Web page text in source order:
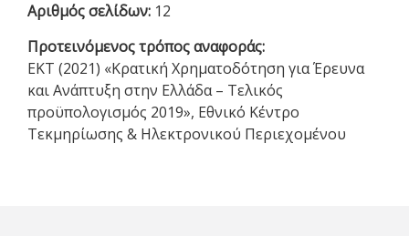
Αριθμός σελίδων: 12
Προτεινόμενος τρόπος αναφοράς:
EKT (2021) «Κρατική Χρηματοδότηση για Έρευνα
και Ανάπτυξη στην Ελλάδα – Τελικός
προϋπολογισμός 2019», Εθνικό Κέντρο
Τεκμηρίωσης & Ηλεκτρονικού Περιεχομένου